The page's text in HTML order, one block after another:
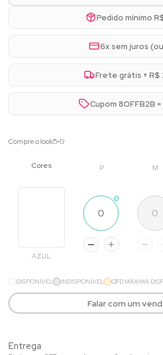
Pedido mínimo
6x sem juros (ou
Frete grátis + R$
Cupom 8OFFB2B
Compre o look
P M
AZUL
DISPONÍVEL INDISPONÍVEL QTD MÁXIMA
Falar com um